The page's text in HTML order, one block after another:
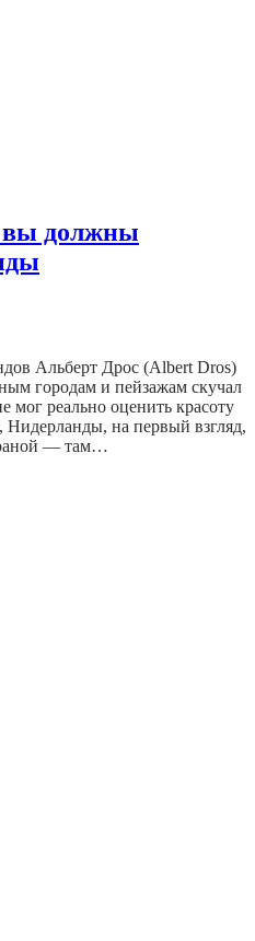
вы должны
Альберт Дрос (Albert Dros)
городам и пейзажам скучал
реально оценить красоту
на первый взгляд,
— там…